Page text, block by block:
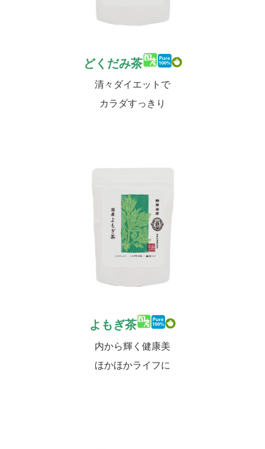
どくだみ茶
清々ダイエットで
カラダすっきり
よもぎ茶
内から輝く健康美
ほかほかライフに